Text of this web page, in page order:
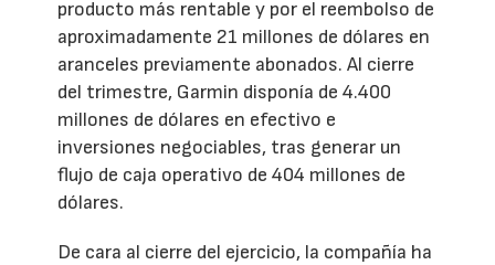
producto más rentable y por el reembolso de
aproximadamente 21 millones de dólares en
aranceles previamente abonados. Al cierre
del trimestre, Garmin disponía de 4.400
millones de dólares en efectivo e
inversiones negociables, tras generar un
flujo de caja operativo de 404 millones de
dólares.
De cara al cierre del ejercicio, la compañía ha